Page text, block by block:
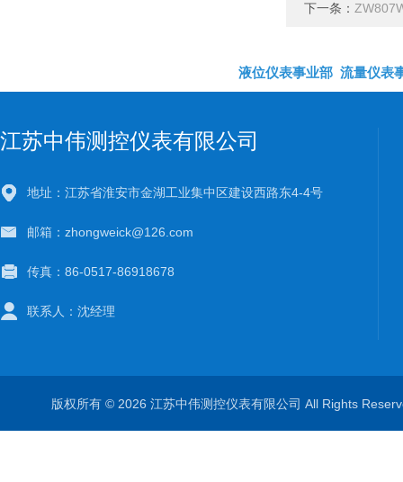
下一条：
液位仪表事业部 流量仪表
江苏中伟测控仪表有限公司
地址：江苏省淮安市金湖工业集中区建设西路东4-4号
邮箱：zhongweick@126.com
传真：86-0517-86918678
联系人：沈经理
版权所有 © 2026 江苏中伟测控仪表有限公司 All Rights